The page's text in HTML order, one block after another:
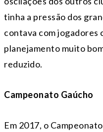
tinha a pressão dos
contava com jogadores
planejamento muito
reduzido.
Campeonato Gaúcho
Em 2017, o